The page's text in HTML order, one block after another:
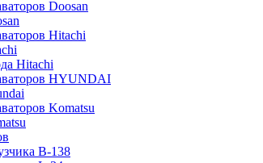
Doosan
Hitachi
Hitachi
HYUNDAI
Komatsu
B-138